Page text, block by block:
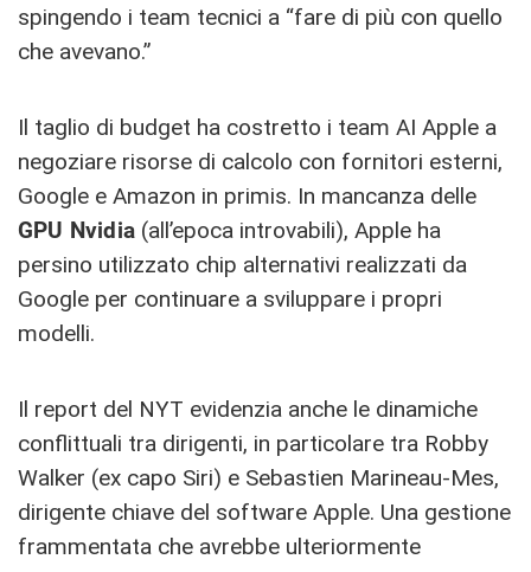
spingendo i team tecnici a “fare di più con quello
che avevano.”
Il taglio di budget ha costretto i team AI Apple a
negoziare risorse di calcolo con fornitori esterni,
Google e Amazon in primis. In mancanza delle
GPU Nvidia (all’epoca introvabili), Apple ha
persino utilizzato chip alternativi realizzati da
Google per continuare a sviluppare i propri
modelli.
Il report del NYT evidenzia anche le dinamiche
conflittuali tra dirigenti, in particolare tra Robby
Walker (ex capo Siri) e Sebastien Marineau-Mes,
dirigente chiave del software Apple. Una gestione
frammentata che avrebbe ulteriormente